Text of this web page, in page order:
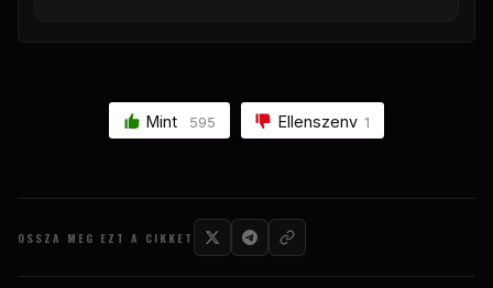
Mint 595 Ellenszenv 1
OSSZA MEG EZT A CIKKET